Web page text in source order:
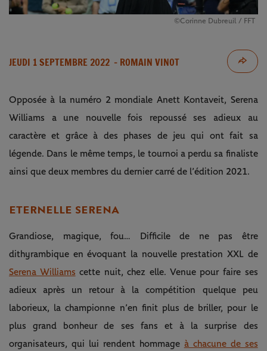
©Corinne Dubreuil / FFT
JEUDI 1 SEPTEMBRE 2022 - ROMAIN VINOT
Opposée à la numéro 2 mondiale Anett Kontaveit, Serena
Williams a une nouvelle fois repoussé ses adieux au
caractère et grâce à des phases de jeu qui ont fait sa
légende. Dans le même temps, le tournoi a perdu sa finaliste
ainsi que deux membres du dernier carré de l’édition 2021.
ETERNELLE SERENA
Grandiose, magique, fou… Difficile de ne pas être
dithyrambique en évoquant la nouvelle prestation XXL de
Serena Williams cette nuit, chez elle. Venue pour faire ses
adieux après un retour à la compétition quelque peu
laborieux, la championne n’en finit plus de briller, pour le
plus grand bonheur de ses fans et à la surprise des
organisateurs, qui lui rendent hommage à chacune de ses